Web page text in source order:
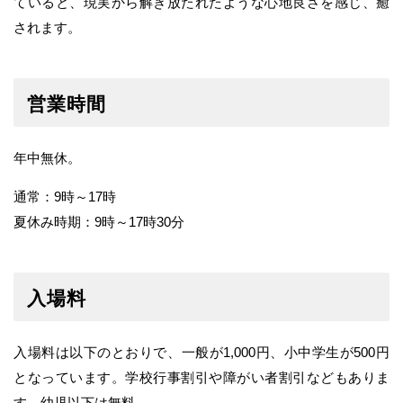
されます。
営業時間
年中無休。
通常：9時～17時
夏休み時期：9時～17時30分
入場料
入場料は以下のとおりで、一般が1,000円、小中学生が500円
となっています。学校行事割引や障がい者割引などもありま